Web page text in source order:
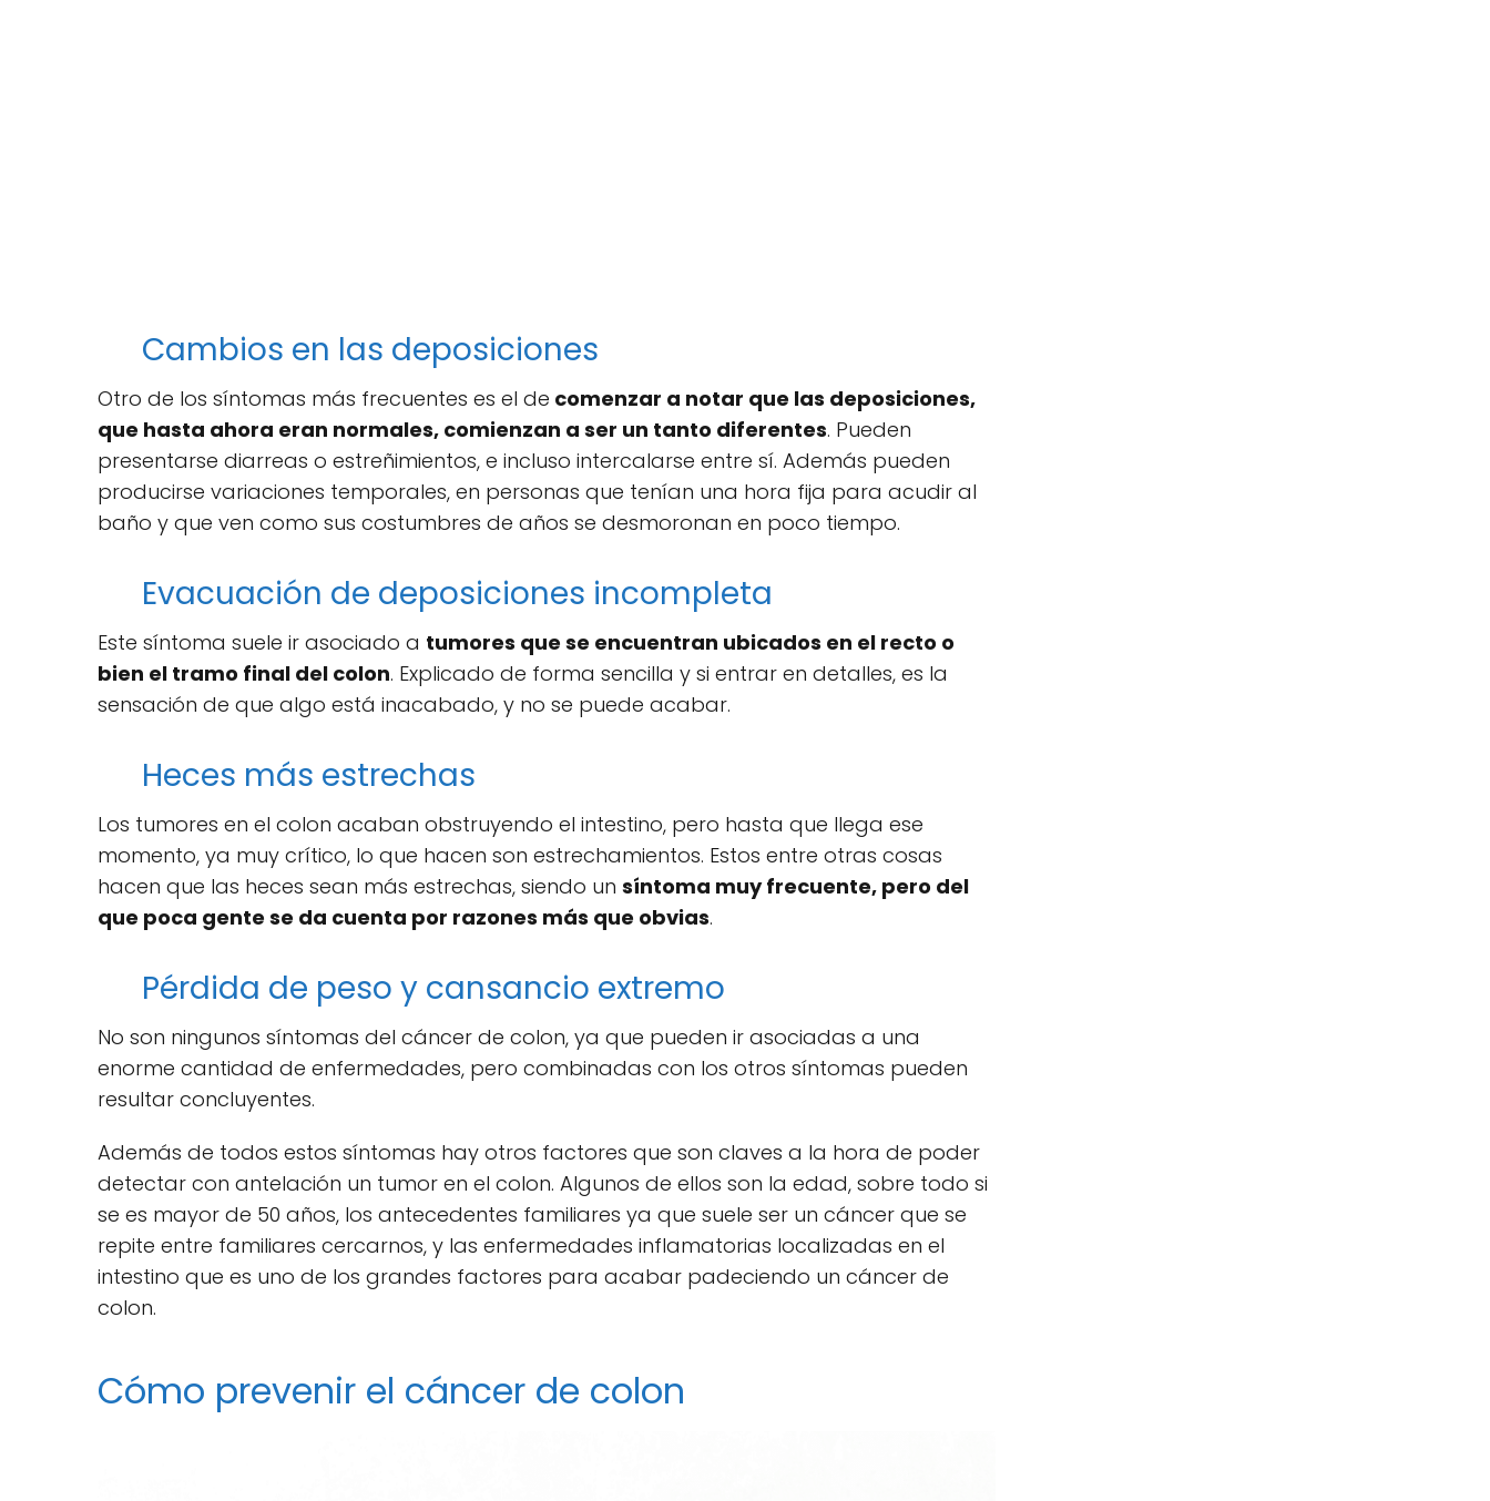
Cambios en las deposiciones
Otro de los síntomas más frecuentes es el de comenzar a notar que las deposiciones,
que hasta ahora eran normales, comienzan a ser un tanto diferentes. Pueden
presentarse diarreas o estreñimientos, e incluso intercalarse entre sí. Además pueden
producirse variaciones temporales, en personas que tenían una hora fija para acudir al
baño y que ven como sus costumbres de años se desmoronan en poco tiempo.
Evacuación de deposiciones incompleta
Este síntoma suele ir asociado a tumores que se encuentran ubicados en el recto o
bien el tramo final del colon. Explicado de forma sencilla y si entrar en detalles, es la
sensación de que algo está inacabado, y no se puede acabar.
Heces más estrechas
Los tumores en el colon acaban obstruyendo el intestino, pero hasta que llega ese
momento, ya muy crítico, lo que hacen son estrechamientos. Estos entre otras cosas
hacen que las heces sean más estrechas, siendo un síntoma muy frecuente, pero del
que poca gente se da cuenta por razones más que obvias.
Pérdida de peso y cansancio extremo
No son ningunos síntomas del cáncer de colon, ya que pueden ir asociadas a una
enorme cantidad de enfermedades, pero combinadas con los otros síntomas pueden
resultar concluyentes.
Además de todos estos síntomas hay otros factores que son claves a la hora de poder
detectar con antelación un tumor en el colon. Algunos de ellos son la edad, sobre todo si
se es mayor de 50 años, los antecedentes familiares ya que suele ser un cáncer que se
repite entre familiares cercarnos, y las enfermedades inflamatorias localizadas en el
intestino que es uno de los grandes factores para acabar padeciendo un cáncer de
colon.
Cómo prevenir el cáncer de colon